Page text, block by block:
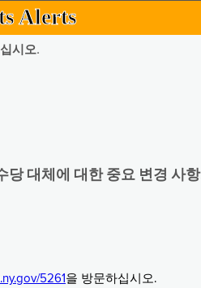
Alerts
시오.
대체에 대한 중요 변경 사
5261을 방문하십시오.